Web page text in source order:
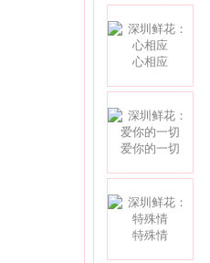
心相应
爱你的一切
特殊情